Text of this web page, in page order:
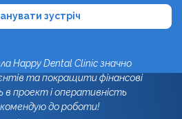
зустріч
Happy Dental Clinic значно
та покращити фінансові
в проект і оперативність
до роботи!